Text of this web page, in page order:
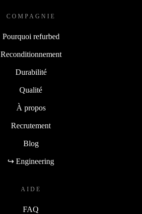
COMPAGNIE
Pourquoi refurbed
Reconditionnement
Durabilité
Qualité
À propos
Recrutement
Blog
↪ Engineering
AIDE
FAQ